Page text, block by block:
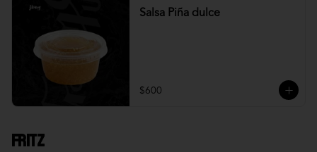
Salsa Piña dulce
$600
Fritz